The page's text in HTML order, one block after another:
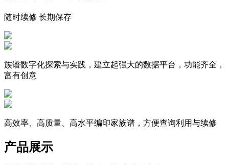
随时续修 长期保存
族谱数字化探索与实践，建立起强大的数据平台，功能齐全，
富有创意
高效率、高质量、高水平编印家族谱，方便查询利用与续修
产品展示